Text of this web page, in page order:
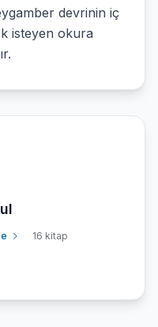
devrinin iç
isteyen okura
16 kitap